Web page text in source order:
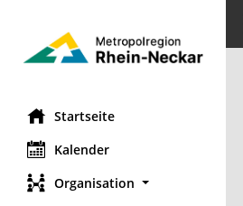
Startseite
Kalender
Organisation